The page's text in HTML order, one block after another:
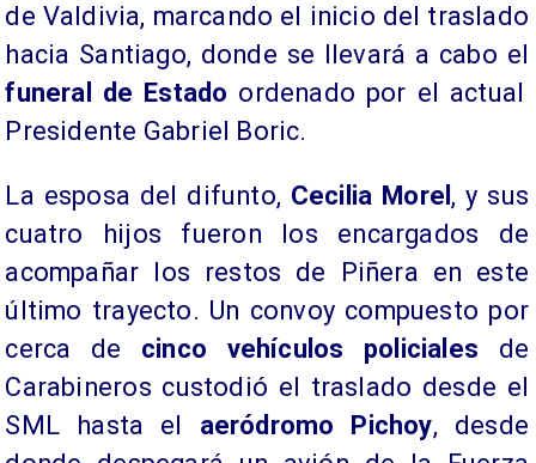
de Valdivia, marcando el inicio del traslado
hacia Santiago, donde se llevará a cabo el
funeral de Estado ordenado por el actual
Presidente Gabriel Boric.
​La esposa del difunto, Cecilia Morel , y sus
cuatro hijos fueron los encargados de
acompañar los restos de Piñera en este
último trayecto. Un convoy compuesto por
cerca de cinco vehículos policiales de
Carabineros custodió el traslado desde el
SML hasta el aeródromo Pichoy, desde